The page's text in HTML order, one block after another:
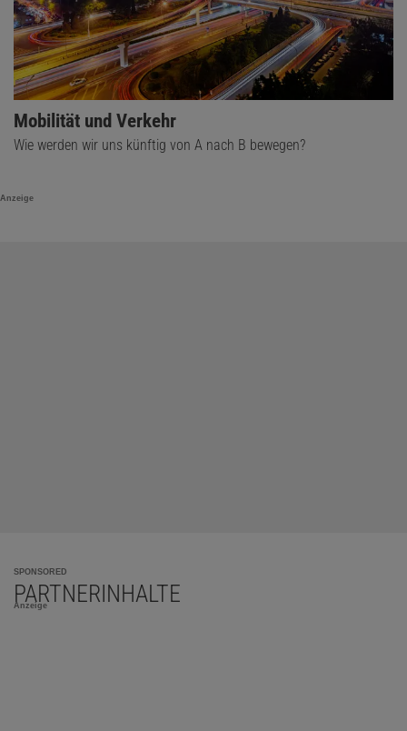
Mike Zeitz
ist Physiker und Redaktionsleiter Physical Sciences.
Mobilität und Verkehr
Wie werden wir uns künftig von A nach B bewegen?
Anzeige
SPONSORED
PARTNERINHALTE
Anzeige